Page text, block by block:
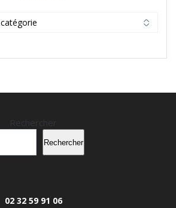
Rechercher
02 32 59 91 06